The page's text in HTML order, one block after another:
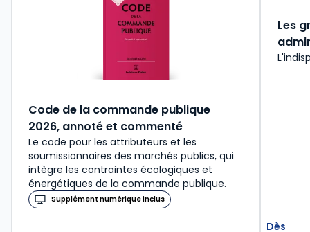
Code de la commande publique
2026, annoté et commenté
Le code pour les attributeurs et les
soumissionnaires des marchés publics, qui
intègre les contraintes écologiques et
énergétiques de la commande publique.
Supplément numérique inclus
Les
Dès